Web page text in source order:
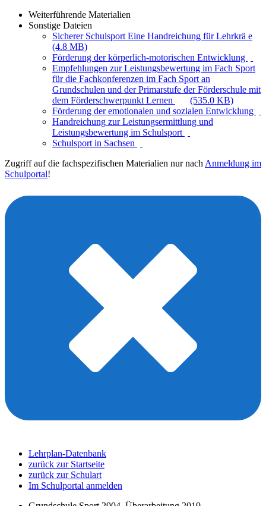
Weiterführende Materialien
Sonstige Dateien
Sicherer Schulsport Eine Handreichung für Lehrkrä e
(4.8 MB)
Förderung der körperlich-motorischen Entwicklung
Empfehlungen zur Leistungsbewertung im Fach Sport
für die Fachkonferenzen im Fach Sport an
Grundschulen und der Primarstufe der Förderschule mit
dem Förderschwerpunkt Lernen
(535.0 KB)
Förderung der emotionalen und sozialen Entwicklung
Handreichung zur Leistungsermittlung und
Leistungsbewertung im Schulsport
Schulsport in Sachsen
Zugriff auf die fachspezifischen Materialien nur nach Anmeldung im
Schulportal!
Lehrplan-Datenbank
zurück zur Startseite
zurück zur Schulart
Im Schulportal anmelden